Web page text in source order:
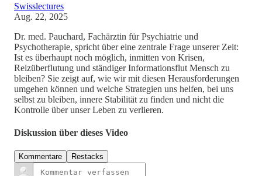
Swisslectures
Aug. 22, 2025
Dr. med. Pauchard, Fachärztin für Psychiatrie und
Psychotherapie, spricht über eine zentrale Frage unserer Zeit:
Ist es überhaupt noch möglich, inmitten von Krisen,
Reizüberflutung und ständiger Informationsflut Mensch zu
bleiben? Sie zeigt auf, wie wir mit diesen Herausforderungen
umgehen können und welche Strategien uns helfen, bei uns
selbst zu bleiben, innere Stabilität zu finden und nicht die
Kontrolle über unser Leben zu verlieren.
Diskussion über dieses Video
Kommentare Restacks